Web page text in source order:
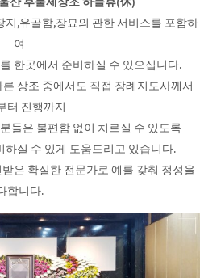
,유골함,장묘의 관한 서비스를 포함하
여
한곳에서 준비하실 수 있으십니다.
상조 중에서도 직접 장례지도사께서
터 진행까지
들은 불편함 없이 치르실 수 있도록
실 수 있게 도움드리고 있습니다.
은 확실한 전문가로 예를 갖춰 정성을
합니다.